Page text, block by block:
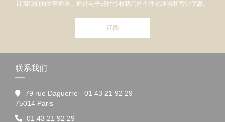
订阅我们的时事通讯，通过电子邮件接收我们的个性化通讯和营销优惠。
订阅
联系我们
79 rue Daguerre - 01 43 21 92 29
75014 Paris((在新窗口中打开))
01 43 21 92 29